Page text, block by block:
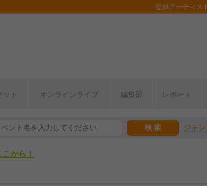
登録アーティス
ット オンラインライブ 編集部 レポート
ジャ
半期編発表！
から！